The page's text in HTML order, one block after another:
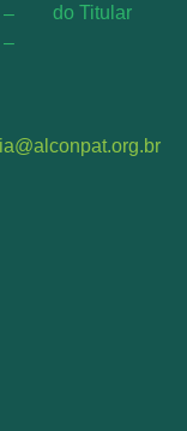
–
–
do Titular